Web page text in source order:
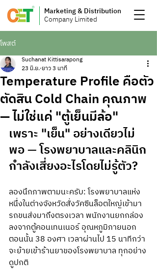
Marketing & Distribution
Company Limited
โพสต์
Temperature Profile คือตัว
ตัดสิน Cold Chain คุณภาพ
— ไม่ใช่แค่ "ตู้เย็นมีล้อ"
Suchanat Kittisarapong
23 มิ.ย. ยาว 3 นาที
เพราะ "เย็น" อย่างเดียวไม่
พอ — โรงพยาบาลและคลินิก
กำลังเสี่ยงอะไรโดยไม่รู้ตัว?
ลองนึกภาพตามนะครับ: โรงพยาบาลแห่ง
หนึ่งในต่างจังหวัดสั่งวัคซีนล็อตใหญ่เข้ามา
รถขนส่งมาถึงตรงเวลา พนักงานยกกล่อง
ลงจากตู้คอนเทนเนอร์ อุณหภูมิภายนอก
ตอนนั้น 38 องศา เวลาผ่านไป 15 นาทีกว่า
จะย้ายเข้าร้านยาของโรงพยาบาล ทุกอย่าง
ดูปกติ